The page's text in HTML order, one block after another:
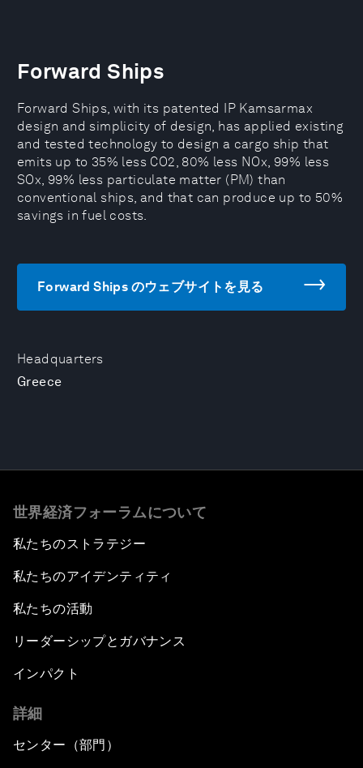
Headquarters
Greece
Forward Ships
Forward Ships, with its patented IP Kamsarmax
design and simplicity of design, has applied existing
and tested technology to design a cargo ship that
emits up to 35% less CO2, 80% less NOx, 99% less
SOx, 99% less particulate matter (PM) than
conventional ships, and that can produce up to 50%
savings in fuel costs.
Forward Ships のウェブサイトを見る
世界経済フォーラムについて
私たちのストラテジー
私たちのアイデンティティ
私たちの活動
リーダーシップとガバナンス
インパクト
詳細
センター（部門）